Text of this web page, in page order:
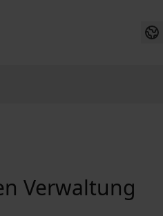
Verwaltung